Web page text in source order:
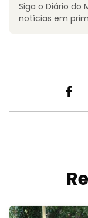
Siga o Diário do
notícias em